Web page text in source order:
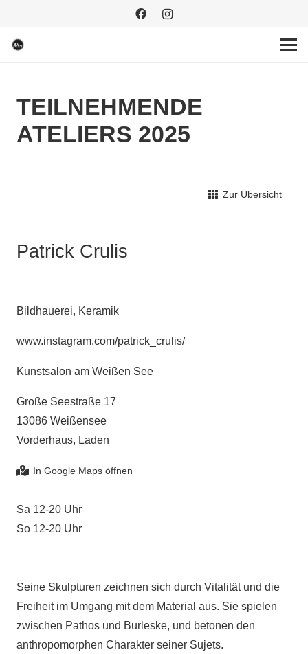
TEILNEHMENDE
ATELIERS 2025
Zur Übersicht
Patrick Crulis
Bildhauerei, Keramik
www.instagram.com/patrick_crulis/
Kunstsalon am Weißen See
Große Seestraße 17
13086 Weißensee
Vorderhaus, Laden
Sa 12-20 Uhr
So 12-20 Uhr
Seine Skulpturen zeichnen sich durch Vitalität und die
Freiheit im Umgang mit dem Material aus. Sie spielen
zwischen Pathos und Burleske, und betonen den
anthropomorphen Charakter seiner Sujets.